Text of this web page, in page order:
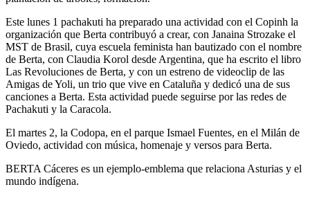
Este lunes 1 pachakuti ha preparado una actividad con el Copinh la
organización que Berta contribuyó a crear, con Janaina Strozake el
MST de Brasil, cuya escuela feminista han bautizado con el nombre
de Berta, con Claudia Korol desde Argentina, que ha escrito el libro
Las Revoluciones de Berta, y con un estreno de videoclip de las
Amigas de Yoli, un trio que vive en Cataluña y dedicó una de sus
canciones a Berta. Esta actividad puede seguirse por las redes de
Pachakuti y la Caracola.
El martes 2, la Codopa, en el parque Ismael Fuentes, en el Milán de
Oviedo, actividad con música, homenaje y versos para Berta.
BERTA Cáceres es un ejemplo-emblema que relaciona Asturias y el
mundo indígena.